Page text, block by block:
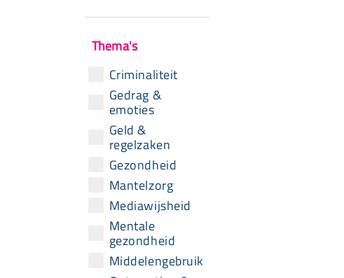
Thema's
Criminaliteit
Gedrag &
emoties
Geld &
regelzaken
Gezondheid
Mantelzorg
Mediawijsheid
Mentale
gezondheid
Middelengebruik